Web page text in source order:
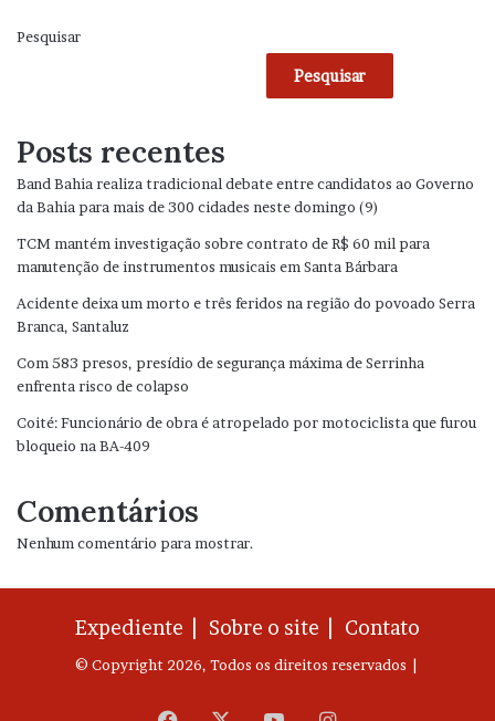
Pesquisar
Pesquisar
Posts recentes
Band Bahia realiza tradicional debate entre candidatos ao Governo
da Bahia para mais de 300 cidades neste domingo (9)
TCM mantém investigação sobre contrato de R$ 60 mil para
manutenção de instrumentos musicais em Santa Bárbara
Acidente deixa um morto e três feridos na região do povoado Serra
Branca, Santaluz
Com 583 presos, presídio de segurança máxima de Serrinha
enfrenta risco de colapso
Coité: Funcionário de obra é atropelado por motociclista que furou
bloqueio na BA-409
Comentários
Nenhum comentário para mostrar.
Expediente | Sobre o site | Contato
© Copyright 2026, Todos os direitos reservados |